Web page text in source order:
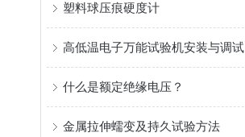
塑料球压痕硬度计
高低温电子万能试验机安装与调试
什么是额定绝缘电压？
金属拉伸蠕变及持久试验方法